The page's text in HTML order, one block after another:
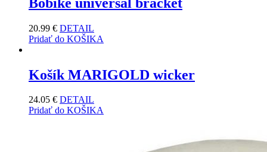
20.99 € DETAIL
Pridať do KOŠIKA
Košík MARIGOLD wicker
24.05 € DETAIL
Pridať do KOŠIKA